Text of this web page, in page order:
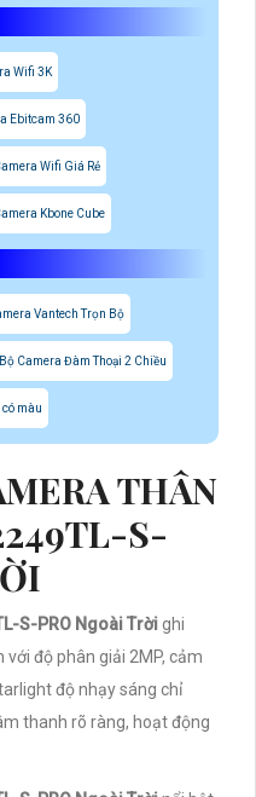
Wifi 3K
Ebitcam 360
Wifi Giá Rẻ
Kbone Cube
Vantech Trọn Bộ
Bộ Camera Đàm Thoại 2 Chiều
màu
THÂN
S-
S-PRO Ngoài Trời ghi
với độ phân giải 2MP, cảm
độ nhạy sáng chỉ
thanh rõ ràng, hoạt động